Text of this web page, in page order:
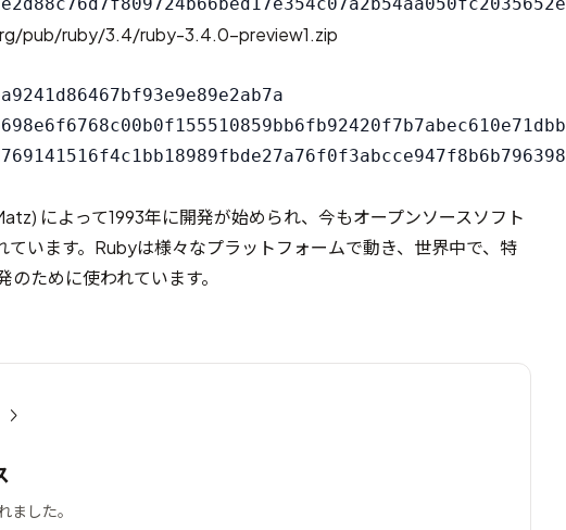
pub/ruby/3.4/ruby-3.4.0-preview1.zip
によって1993年に開発が始められ、今もオープンソースソフト
ています。Rubyは様々なプラットフォームで動き、世界中で、特
ために使われています。
ました。